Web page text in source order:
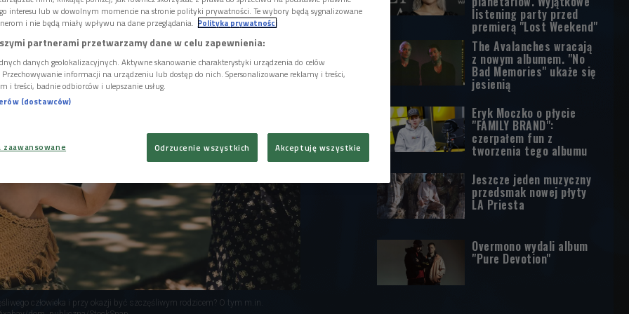
w "Penguin Random House". A psycholog
jak odnależć się w rodzicielstwie.
człowieka i przy okazji być szczęśliwym rodzicem? O tym m.in.
listening party przed
premierą "Lost Weekend"
The Avalanches wracają
z nowym albumem. "No
Bad Memories" ukaże się
jesienią
Eryk Moczko o płycie
"FAMILY BRAND":
czerpałem fun z
tworzenia tego albumu
Jeszcze jeden muzyczny
przedsmak nowej płyty
LA Priesta
Overmono wydali album
"Pure Devotion"
interesu lub w dowolnym momencie na stronie polityki prywatności. Te wybory będą sygnalizowane
i nie będą miały wpływu na dane przeglądania. Polityka prywatności
partnerami przetwarzamy dane w celu zapewnienia:
danych geolokalizacyjnych. Aktywne skanowanie charakterystyki urządzenia do celów
informacji na urządzeniu lub dostęp do nich. Spersonalizowane reklamy i treści,
i treści, badnie odbiorców i ulepszanie usług.
(dostawców)
Odrzucenie wszystkich Akceptuję wszystkie